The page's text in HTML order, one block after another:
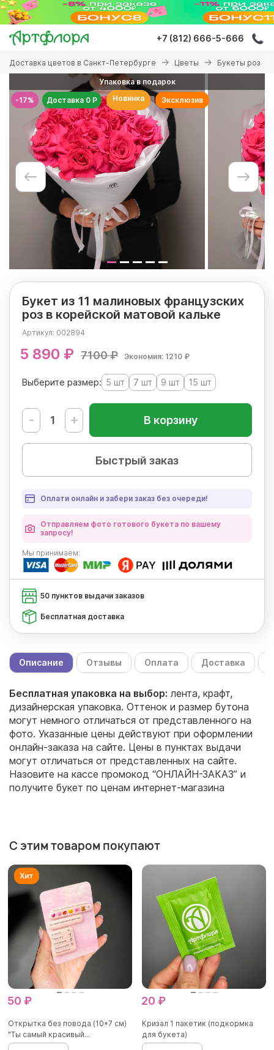
Перейти
основному
содержанию
+7 (812) 666-5-666
Вы
здесь
Доставка цветов в Санкт-Петербурге Цветы Букеты роз
-17%
Упаковка в подарок
Доставка 0 Р
Новинка Эксклюзив
Букет из 11 малиновых французских
роз в корейской матовой кальке
Артикул: 002894
5 890 ₽ 7100 ₽ Экономия: 1210 ₽
Выберите размер: 5 шт 7 шт 9 шт 15 шт
- + В корзину
Быстрый заказ
Оплати онлайн и забери заказ без очереди!
Отправляем фото готового букета по вашему
запросу!
Мы принимаем:
50 пунктов выдачи заказов
Бесплатная доставка
Описание Отзывы Оплата Доставка
Бесплатная упаковка на выбор: лента, крафт,
дизайнерская упаковка. Оттенок и размер бутона
могут немного отличаться от представленного на
фото. Указанные цены действуют при оформлении
онлайн-заказа на сайте. Цены в пунктах выдачи
могут отличаться от представленных на сайте.
Назовите на кассе промокод “ОНЛАЙН-ЗАКАЗ” и
получите букет по ценам интернет-магазина
С этим товаром покупают
50 ₽
Открытка без повода (10*7 см)
"Ты самый красивый...
20 ₽
Кризал 1 пакетик (подкормка
для букета)